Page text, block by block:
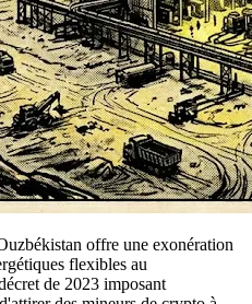
offre une exonération
flexibles au
de 2023 imposant